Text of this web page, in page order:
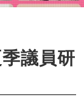
議員研